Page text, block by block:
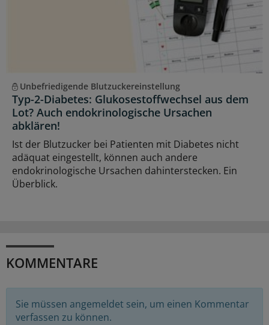
Unbefriedigende Blutzuckereinstellung
Typ-2-Diabetes: Glukosestoffwechsel aus dem
Lot? Auch endokrinologische Ursachen
abklären!
Ist der Blutzucker bei Patienten mit Diabetes nicht
adäquat eingestellt, können auch andere
endokrinologische Ursachen dahinterstecken. Ein
Überblick.
KOMMENTARE
Sie müssen angemeldet sein, um einen Kommentar
verfassen zu können.